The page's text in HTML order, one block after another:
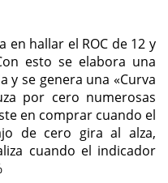
en hallar el ROC de 12 y
esto se elabora una
y se genera una «Curva
por cero numerosas
en comprar cuando el
de cero gira al alza,
cuando el indicador